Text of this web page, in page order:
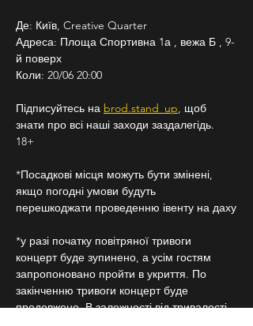
Де: Київ, Creative Quarter
Адреса: Площа Спортивна 1а , вежа Б , 9-
й поверх
Коли: 20/06 20:00
Підписуйтесь на brod.stand_up, щоб
знати про всі наші заходи заздалегідь.
18+
*Посадкові місця можуть бути змінені,
якщо погодні умови будуть
перешкоджати проведенню івенту на даху
*у разі початку повітряної тривоги
концерт буде зупинено, а усім гостям
запропоновано пройти в укриття. По
закінченню тривоги концерт буде
продовжено. В залежності від тривалості